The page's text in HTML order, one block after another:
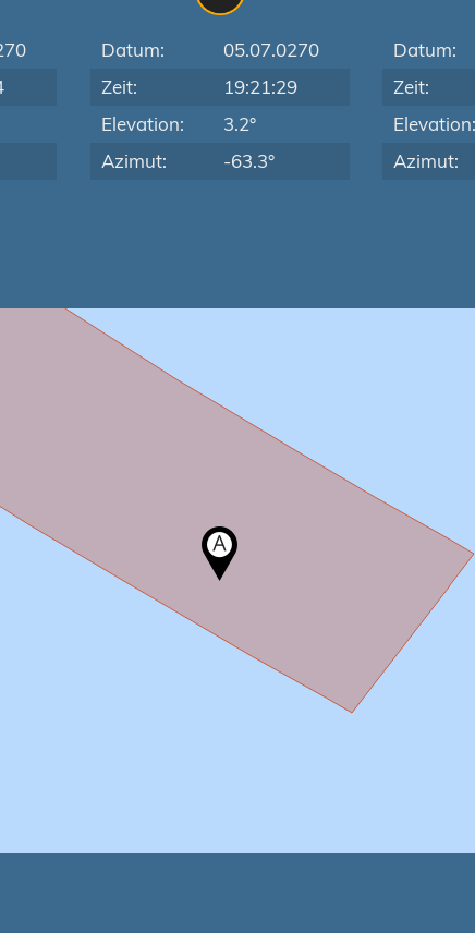
Datum:
05.07.0270
Zeit:
19:21:29
Elevation:
3.2°
Azimut:
-63.3°
Datum:
Zeit:
Elevation:
Azimut: